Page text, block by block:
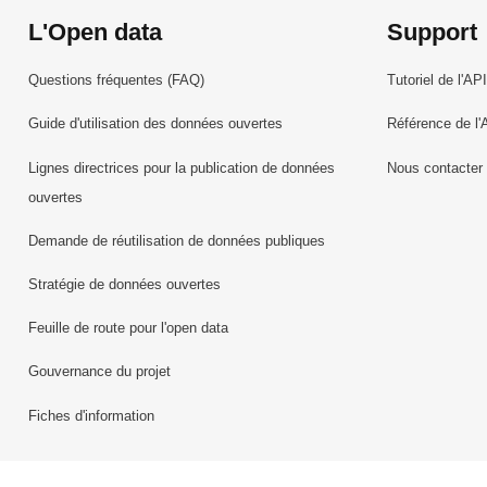
L'Open data
Questions fréquentes (FAQ)
Guide d'utilisation des données ouvertes
Lignes directrices pour la publication de données
ouvertes
Demande de réutilisation de données publiques
Stratégie de données ouvertes
Feuille de route pour l'open data
Gouvernance du projet
Fiches d'information
Support
Tutoriel de l'API
Référence de
Nous contacter